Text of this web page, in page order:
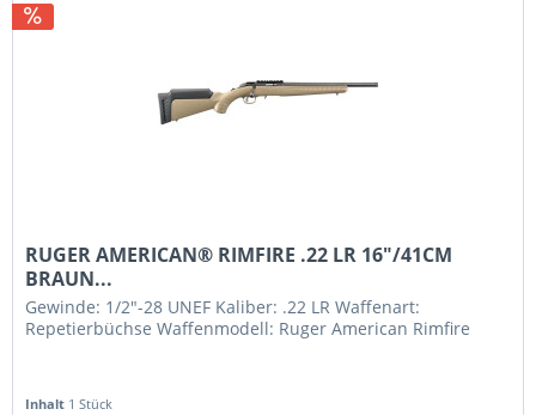
RUGER AMERICAN® RIMFIRE .22 LR 16"/41CM
BRAUN...
Gewinde: 1/2"-28 UNEF Kaliber: .22 LR Waffenart:
Repetierbüchse Waffenmodell: Ruger American Rimfire
Inhalt 1 Stück